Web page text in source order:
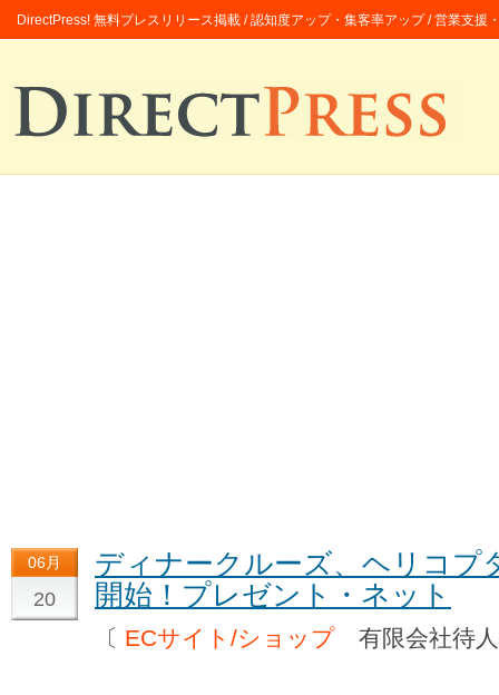
DirectPress! 無料プレスリリース掲載 / 認知度アップ・集客率アップ / 営業支援
06月
20
ディナークルーズ、ヘリコプ
開始！プレゼント・ネット
〔 ECサイト/ショップ 有限会社待